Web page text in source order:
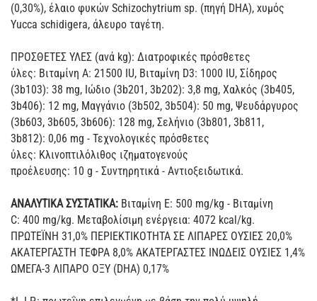
(0,30%), έλαιο φυκών Schizochytrium sp. (πηγή DHA), xυμός
Yucca schidigera, άλευρο ταγέτη.
ΠΡΟΣΘΕΤΕΣ ΥΛΕΣ (ανά kg): Διατροφικές πρόσθετες
ύλες: Βιταμίνη A: 21500 IU, Βιταμίνη D3: 1000 IU, Σίδηρος
(3b103): 38 mg, Ιώδιο (3b201, 3b202): 3,8 mg, Χαλκός (3b405,
3b406): 12 mg, Μαγγάνιο (3b502, 3b504): 50 mg, Ψευδάργυρος
(3b603, 3b605, 3b606): 128 mg, Σελήνιο (3b801, 3b811,
3b812): 0,06 mg - Τεχνολογικές πρόσθετες
ύλες: Κλινοπτιλόλιθος ιζηματογενούς
προέλευσης: 10 g - Συντηρητικά - Αντιοξειδωτικά.
ΑΝΑΛΥΤΙΚΑ ΣΥΣΤΑΤΙΚΑ: Βιταμίνη E: 500 mg/kg - Βιταμίνη
C: 400 mg/kg. Μεταβολίσιμη ενέργεια: 4072 kcal/kg.
ΠΡΩΤΕΪΝΗ 31,0% ΠΕΡΙΕΚΤΙΚΟΤΗΤΑ ΣΕ ΛΙΠΑΡΕΣ ΟΥΣΙΕΣ 20,0%
ΑΚΑΤΕΡΓΑΣΤΗ ΤΕΦΡΑ 8,0% ΑΚΑΤΕΡΓΑΣΤΕΣ ΙΝΩΔΕΙΣ ΟΥΣΙΕΣ 1,4%
ΩΜΕΓΑ-3 ΛΙΠΑΡΟ ΟΞΥ (DHA) 0,17%